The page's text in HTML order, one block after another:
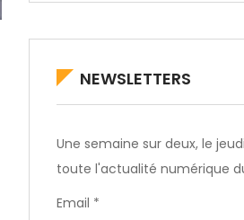
NEWSLETTERS
Une semaine sur deux, le
toute l'actualité numérique
Email *